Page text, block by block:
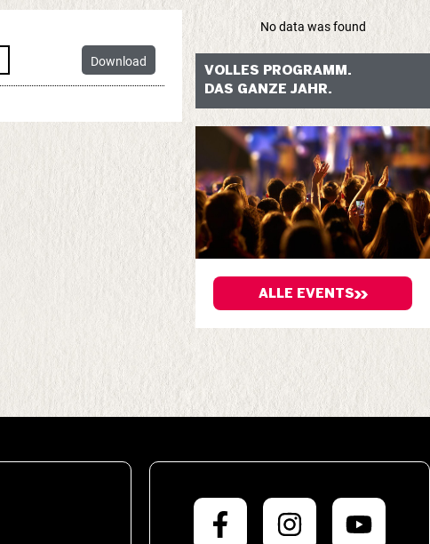
Download
No data was found
VOLLES PROGRAMM.
DAS GANZE JAHR.
ALLE EVENTS